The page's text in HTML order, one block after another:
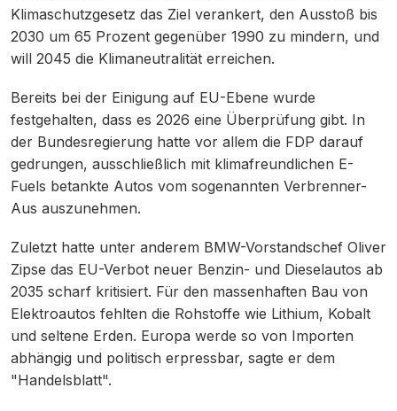
Klimaschutzgesetz das Ziel verankert, den Ausstoß bis
2030 um 65 Prozent gegenüber 1990 zu mindern, und
will 2045 die Klimaneutralität erreichen.
Bereits bei der Einigung auf EU-Ebene wurde
festgehalten, dass es 2026 eine Überprüfung gibt. In
der Bundesregierung hatte vor allem die FDP darauf
gedrungen, ausschließlich mit klimafreundlichen E-
Fuels betankte Autos vom sogenannten Verbrenner-
Aus auszunehmen.
Zuletzt hatte unter anderem BMW-Vorstandschef Oliver
Zipse das EU-Verbot neuer Benzin- und Dieselautos ab
2035 scharf kritisiert. Für den massenhaften Bau von
Elektroautos fehlten die Rohstoffe wie Lithium, Kobalt
und seltene Erden. Europa werde so von Importen
abhängig und politisch erpressbar, sagte er dem
"Handelsblatt".